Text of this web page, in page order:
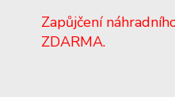
Zapůjčení
ZDARMA.